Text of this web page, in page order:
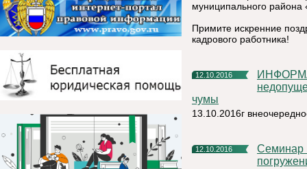
муниципального района
Примите искренние
кадрового работника!
12.10.2016
ИНФОРМАЦИЯ от 13.10.2016г заседание КЧС по
чумы
13.10.2016г
12.10.2016
Семинар на тему: «Социальное предпринимательство -